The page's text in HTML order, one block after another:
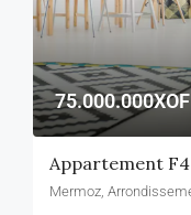
75.000.000XOF
Appartement F4